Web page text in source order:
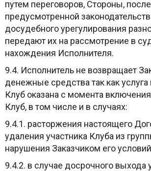
путем переговоров, Стороны,
предусмотренной
досудебного урегулирования
передают их на рассмотрение в
нахождения Исполнителя.
9.4. Исполнитель не возвращает
денежные средства так как
Клуб оказана с момента
Клуб, в том числе и в случаях:
9.4.1. расторжения настоящего
удаления участника Клуба из
нарушения Заказчиком его
9.4.2. в случае досрочного выхода